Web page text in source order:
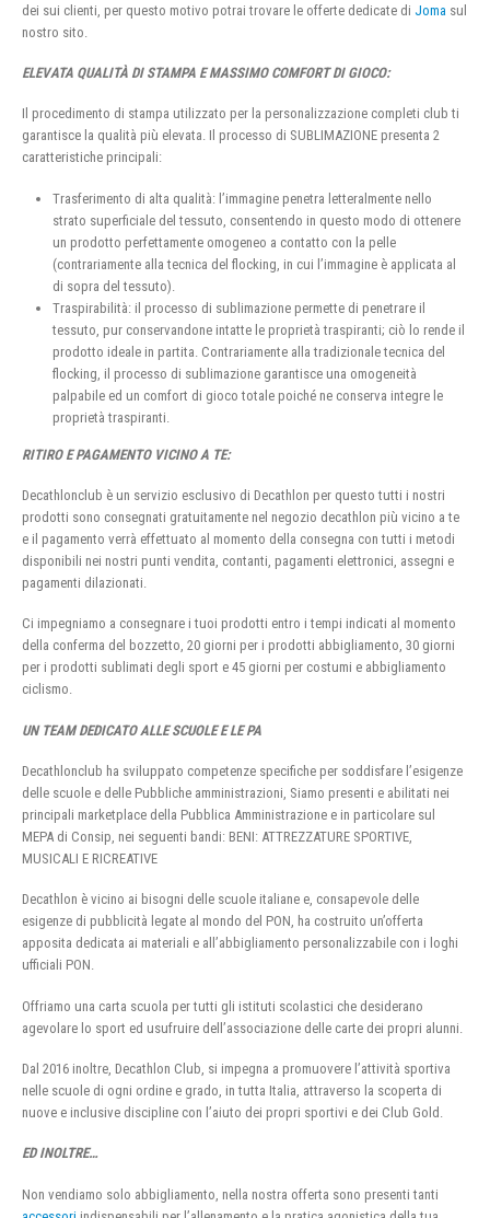
dei sui clienti, per questo motivo potrai trovare le offerte dedicate di Joma sul
nostro sito.
ELEVATA QUALITÀ DI STAMPA E MASSIMO COMFORT DI GIOCO:
Il procedimento di stampa utilizzato per la personalizzazione completi club ti
garantisce la qualità più elevata. Il processo di SUBLIMAZIONE presenta 2
caratteristiche principali:
Trasferimento di alta qualità: l’immagine penetra letteralmente nello
strato superficiale del tessuto, consentendo in questo modo di ottenere
un prodotto perfettamente omogeneo a contatto con la pelle
(contrariamente alla tecnica del flocking, in cui l’immagine è applicata al
di sopra del tessuto).
Traspirabilità: il processo di sublimazione permette di penetrare il
tessuto, pur conservandone intatte le proprietà traspiranti; ciò lo rende il
prodotto ideale in partita. Contrariamente alla tradizionale tecnica del
flocking, il processo di sublimazione garantisce una omogeneità
palpabile ed un comfort di gioco totale poiché ne conserva integre le
proprietà traspiranti.
RITIRO E PAGAMENTO VICINO A TE:
Decathlonclub è un servizio esclusivo di Decathlon per questo tutti i nostri
prodotti sono consegnati gratuitamente nel negozio decathlon più vicino a te
e il pagamento verrà effettuato al momento della consegna con tutti i metodi
disponibili nei nostri punti vendita, contanti, pagamenti elettronici, assegni e
pagamenti dilazionati.
Ci impegniamo a consegnare i tuoi prodotti entro i tempi indicati al momento
della conferma del bozzetto, 20 giorni per i prodotti abbigliamento, 30 giorni
per i prodotti sublimati degli sport e 45 giorni per costumi e abbigliamento
ciclismo.
UN TEAM DEDICATO ALLE SCUOLE E LE PA
Decathlonclub ha sviluppato competenze specifiche per soddisfare l’esigenze
delle scuole e delle Pubbliche amministrazioni, Siamo presenti e abilitati nei
principali marketplace della Pubblica Amministrazione e in particolare sul
MEPA di Consip, nei seguenti bandi: BENI: ATTREZZATURE SPORTIVE,
MUSICALI E RICREATIVE
Decathlon è vicino ai bisogni delle scuole italiane e, consapevole delle
esigenze di pubblicità legate al mondo del PON, ha costruito un’offerta
apposita dedicata ai materiali e all’abbigliamento personalizzabile con i loghi
ufficiali PON.
Offriamo una carta scuola per tutti gli istituti scolastici che desiderano
agevolare lo sport ed usufruire dell’associazione delle carte dei propri alunni.
Dal 2016 inoltre, Decathlon Club, si impegna a promuovere l’attività sportiva
nelle scuole di ogni ordine e grado, in tutta Italia, attraverso la scoperta di
nuove e inclusive discipline con l’aiuto dei propri sportivi e dei Club Gold.
ED INOLTRE…
Non vendiamo solo abbigliamento, nella nostra offerta sono presenti tanti